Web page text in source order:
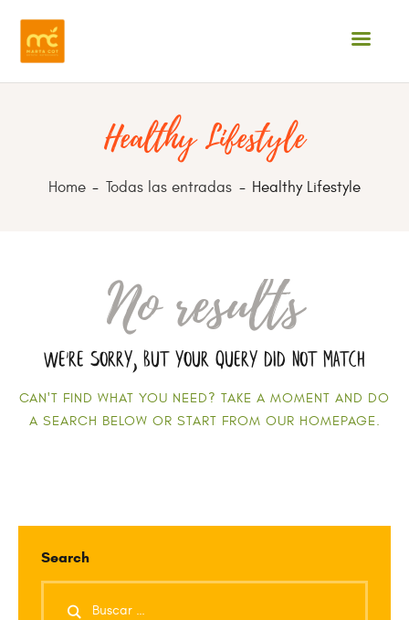
Healthy Lifestyle
Home Todas las entradas Healthy Lifestyle
INICIO
¿QUIÉN SOY?
BLOG
CONTACTO
No results
We're sorry, but your query did not match
CAN'T FIND WHAT YOU NEED? TAKE A MOMENT AND DO
A SEARCH BELOW OR START FROM OUR HOMEPAGE.
Search